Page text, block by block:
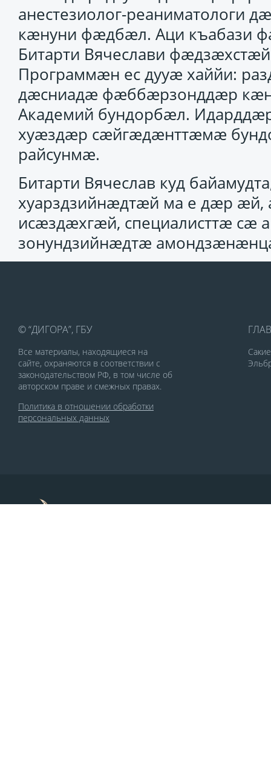
анестезиолог-реаниматологи
кӕнуни фӕдбӕл. Аци къабази
Битарти Вячеслави
Программӕн ес дууӕ хаййи:
дӕсниадӕ фӕббӕрзонддӕр
Академий бундорбӕл.
хуӕздӕр сӕйгӕдӕнттӕмӕ
райсунмӕ.
Битарти Вячеслав куд
хуарздзийнӕдтӕй ма е дӕр
исӕздӕхгӕй, специалисттӕ сӕ
зонундзийнӕдтӕ
© “ДИГОРА”, ГБУ
Все материалы, находящиеся на
сайте, охраняются в соответствии с
законодательством РФ, в том числе об
авторском праве и смежных правах.
Политика в отношении обработки
персональных данных